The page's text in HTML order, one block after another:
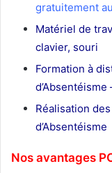
gratuitement
Matériel de
clavier, souri
Formation à
Réalisation
d’Absentéisme
Nos avantages